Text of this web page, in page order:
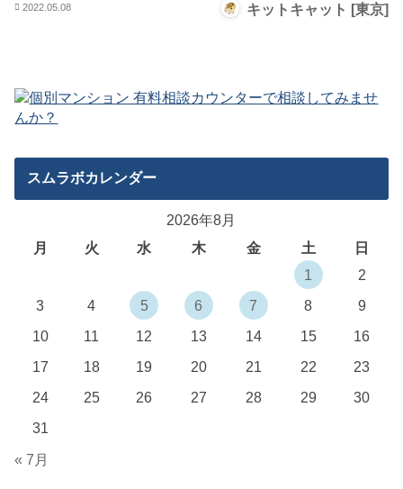
2022.05.08 キットキャット [東京]
スムラボカレンダー
2026年8月
月
火 水 木 金 土
日
1
2
3
4 5 6 7 8
9
10
11 12 13 14 15
16
17
18 19 20 21 22
23
24
25 26 27 28 29
30
31
« 7月